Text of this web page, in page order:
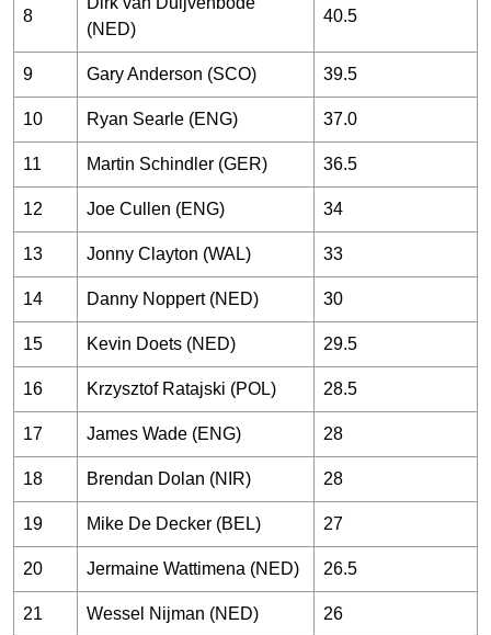
8
(NED)
40.5
9 Gary Anderson (SCO) 39.5
10 Ryan Searle (ENG) 37.0
11 Martin Schindler (GER) 36.5
12 Joe Cullen (ENG) 34
13 Jonny Clayton (WAL) 33
14 Danny Noppert (NED) 30
15 Kevin Doets (NED) 29.5
16 Krzysztof Ratajski (POL) 28.5
17 James Wade (ENG) 28
18 Brendan Dolan (NIR) 28
19 Mike De Decker (BEL) 27
20 Jermaine Wattimena (NED) 26.5
21 Wessel Nijman (NED) 26